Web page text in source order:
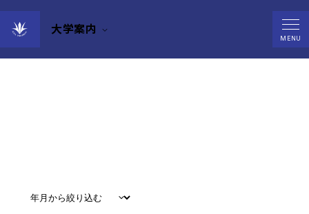
大学案内
MENU
Events